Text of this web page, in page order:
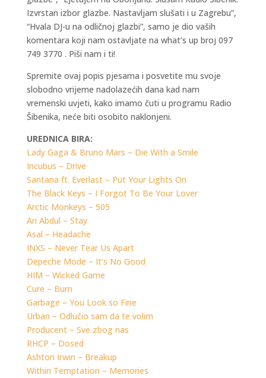
Izvrstan izbor glazbe. Nastavljam slušati i u Zagrebu”,
“Hvala DJ-u na odličnoj glazbi”, samo je dio vaših
komentara koji nam ostavljate na what’s up broj 097
749 3770 . Piši nam i ti!
Spremite ovaj popis pjesama i posvetite mu svoje
slobodno vrijeme nadolazećih dana kad nam
vremenski uvjeti, kako imamo čuti u programu Radio
Šibenika, neće biti osobito naklonjeni.
UREDNICA BIRA:
Lady Gaga & Bruno Mars – Die With a Smile
Incubus – Drive
Santana ft. Everlast – Put Your Lights On
The Black Keys – I Forgot To Be Your Lover
Arctic Monkeys – 505
Ari Abdul – Stay
Asal – Headache
INXS – Never Tear Us Apart
Depeche Mode – It’s No Good
HIM – Wicked Game
Cure – Burn
Garbage – You Look so Fine
Urban – Odlučio sam da te volim
Producent – Sve zbog nas
RHCP – Dosed
Ashton Irwin – Breakup
Within Temptation – Memories